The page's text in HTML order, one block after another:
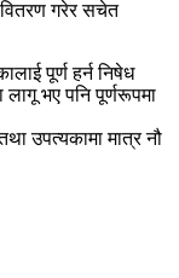
वितरण गरेर सचेत
पूर्ण हर्न निषेध
लागू भए पनि पूर्णरूपमा
उपत्यकामा मात्र नौ